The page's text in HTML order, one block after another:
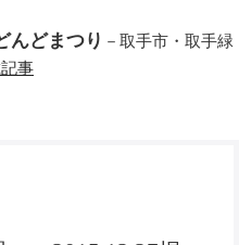
んどまつり －取手市・取手緑
事